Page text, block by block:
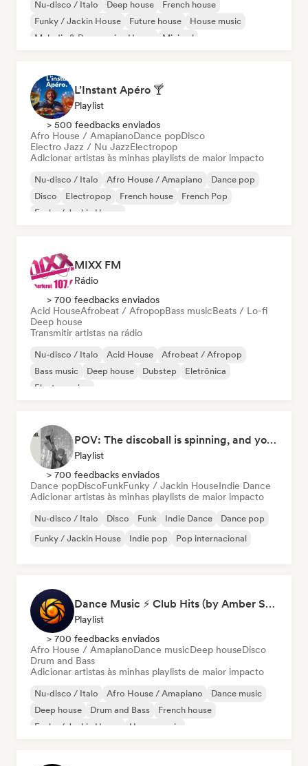
Nu-disco / Italo Deep house
French house
Funky / Jackin House
Future house
House music
Melodic & Progressive House
Minimal
L’Instant Apéro 🍸
Playlist
> 500 feedbacks enviados
Afro House / AmapianoDance popDisco
Electro Jazz / Nu JazzElectropop
Adicionar artistas às minhas playlists de maior impacto
Nu-disco / Italo Afro House / Amapiano
Dance pop
Disco
Electropop French house
French Pop
Funky / Jackin House
MIXX FM
Rádio
> 700 feedbacks enviados
Acid HouseAfrobeat / AfropopBass musicBeats / Lo-fi
Deep house
Transmitir artistas na rádio
Nu-disco / Italo Acid House
Afrobeat / Afropop
Bass music
Deep house Dubstep
Eletrônica
Electro swing
POV: The discoball is spinning, and you’re the star
Playlist
> 700 feedbacks enviados
Dance popDiscoFunkFunky / Jackin HouseIndie Dance
Adicionar artistas às minhas playlists de maior impacto
Nu-disco / Italo Disco Funk Indie Dance
Dance pop
Funky / Jackin House
Indie pop Pop internacional
Dance Music ⚡ Club Hits (by Amber Sounds)
Playlist
> 700 feedbacks enviados
Afro House / AmapianoDance musicDeep houseDisco
Drum and Bass
Adicionar artistas às minhas playlists de maior impacto
Nu-disco / Italo Afro House / Amapiano
Dance music
Deep house
Drum and Bass
French house
Funky / Jackin House
House music